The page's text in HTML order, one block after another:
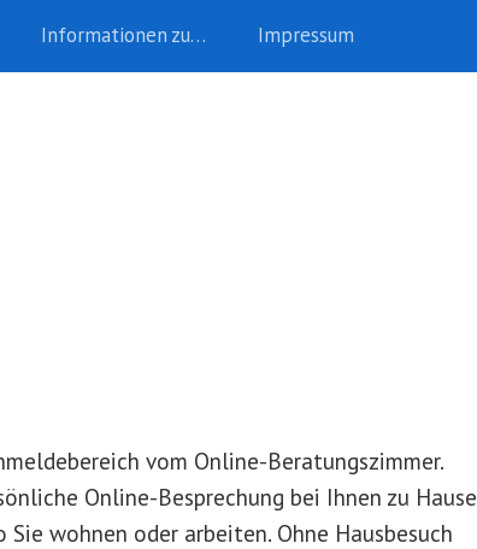
Informationen zu… Impressum
vom Online-Beratungszimmer.
Online-Besprechung bei Ihnen zu Hause
wohnen oder arbeiten. Ohne Hausbesuch